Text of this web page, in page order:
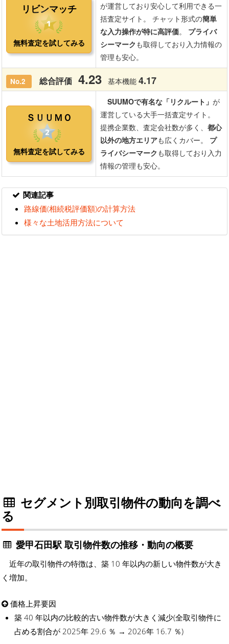
関連記事
路線価(相続税評価額)の計算方法
様々な土地活用方法について
セグメント別取引物件の動向を調べ
る
愛甲石田駅 取引物件数の推移・動向の概要
近年の取引物件の特徴は、築 10 年以内の新しい物件数が大き
く増加。
価格上昇要因
築 40 年以内の比較的古い物件数が大きく減少(全取引物件に
占める割合が 2025年 29.6 ％ → 2026年 16.7 ％)